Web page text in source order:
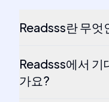
Readsss란 무엇
Readsss에서 기
가요?